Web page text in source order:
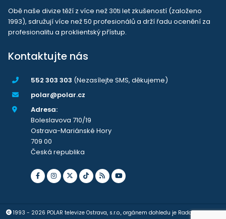
Obě naše divize těží z více než 30ti let zkušeností (založeno
1993), sdružují více než 50 profesionálů a drží řadu ocenění za
profesionalitu a proklientský přístup.
Kontaktujte nás
552 303 303 (Nezasílejte SMS, děkujeme)
polar@polar.cz
Adresa:
Boleslavova 710/19
Ostrava-Mariánské Hory
709 00
Česká republika
1993 - 2026 POLAR televize Ostrava, s.r.o., orgánem dohledu je Rada pro